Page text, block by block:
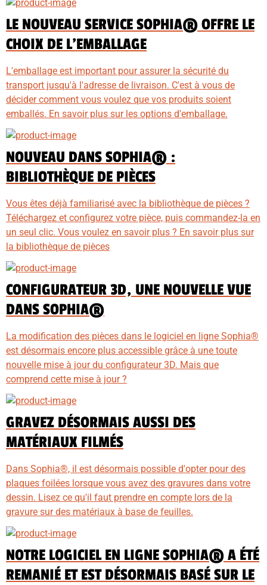
LE NOUVEAU SERVICE SOPHIA® OFFRE LE
CHOIX DE L'EMBALLAGE
L'emballage est important pour assurer la sécurité du
transport jusqu'à l'adresse de livraison. C'est à vous de
décider comment vous voulez que vos produits soient
emballés. En savoir plus sur les options d'emballage.
NOUVEAU DANS SOPHIA® :
BIBLIOTHÈQUE DE PIÈCES
Vous êtes déjà familiarisé avec la bibliothèque de pièces ?
Téléchargez et configurez votre pièce, puis commandez-la en
un seul clic. Vous voulez en savoir plus ? En savoir plus sur
la bibliothèque de pièces
CONFIGURATEUR 3D, UNE NOUVELLE VUE
DANS SOPHIA®
La modification des pièces dans le logiciel en ligne Sophia®
est désormais encore plus accessible grâce à une toute
nouvelle mise à jour du configurateur 3D. Mais que
comprend cette mise à jour ?
GRAVEZ DÉSORMAIS AUSSI DES
MATÉRIAUX FILMÉS
Dans Sophia®, il est désormais possible d'opter pour des
plaques foilées lorsque vous avez des gravures dans votre
dessin. Lisez ce qu'il faut prendre en compte lors de la
gravure sur des matériaux à base de feuilles.
NOTRE LOGICIEL EN LIGNE SOPHIA® A ÉTÉ
REMANIÉ ET EST DÉSORMAIS BASÉ SUR LE